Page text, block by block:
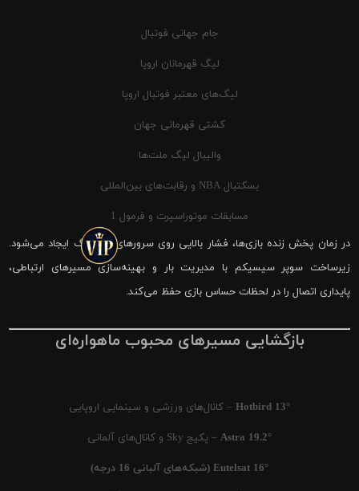
جام جهانی فوتبال
لیگ قهرمانان اروپا
لیگ‌های معتبر فوتبال اروپا
کشتی قهرمانی جهان
والیبال لیگ ملت‌ها
بسکتبال NBA و رقابت‌های بین‌المللی
مسابقات موتوراسپرت و فرمول 1
در زمان پخش زنده بازی‌ها، فشار بالایی روی سرورهای شیرینگ ایجاد می‌شود.
زیرساخت سوپر سیسیکم با مدیریت بار و بهینه‌سازی مسیرهای ارتباطی،
پایداری اتصال را در لحظات حساس بازی حفظ می‌کند.
بازگشایی مسیرهای محبوب ماهواره‌ای
Hotbird 13° – کانال‌های ورزشی و سینمایی اروپایی
Astra 19.2° – پکیج Sky و کانال‌های آلمانی
Eutelsat 16° (شبکه‌های آلبانی 16 درجه)